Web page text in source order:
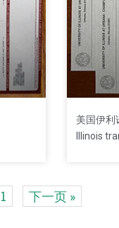
美国伊利
Illinois
下一页 »